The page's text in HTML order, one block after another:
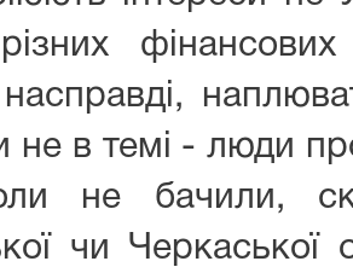
насправді,
не в темі - люди
не бачили,
чи Черкаської